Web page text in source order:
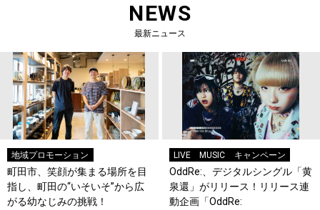
NEWS
最新ニュース
地域プロモーション
町田市、笑顔が集まる場所を目
指し、町田の“いそいそ”から広
がる幼なじみの挑戦！
LIVE MUSIC キャンペーン
OddRe:、デジタルシングル「黄
泉還」がリリース！リリース連
動企画「OddRe: